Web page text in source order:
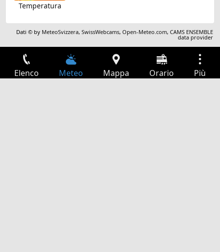
Temperatura
Dati © by MeteoSvizzera,SwissWebcams,Open-Meteo.com,CAMS ENSEMBLE
data provider
Elenco Meteo Mappa Orario Più